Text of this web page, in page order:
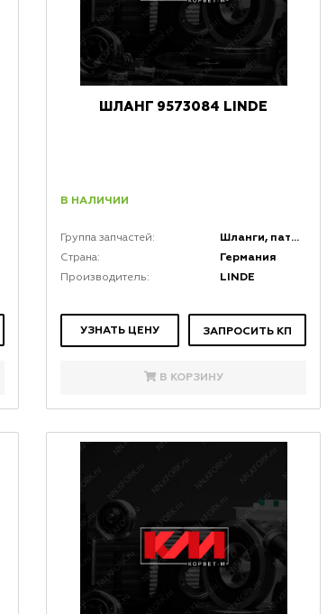
ШЛАНГ 9573084 LINDE
В НАЛИЧИИ
Группа запчастей: Шланги, патрубки, гибкие соединения, РВД, фитинги и штуцера
Страна: Германия
Производитель: LINDE
УЗНАТЬ ЦЕНУ ЗАПРОСИТЬ КП
В КОРЗИНУ